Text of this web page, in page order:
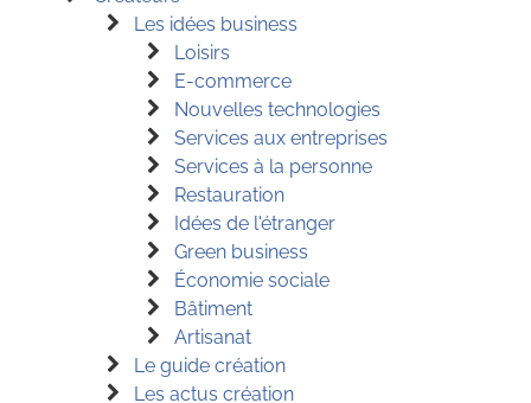
Les idées business
Loisirs
E-commerce
Nouvelles technologies
Services aux entreprises
Services à la personne
Restauration
Idées de l'étranger
Green business
Économie sociale
Bâtiment
Artisanat
Le guide création
Les actus création